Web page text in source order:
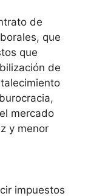
de
que
que
de
mercado
y menor
impuestos